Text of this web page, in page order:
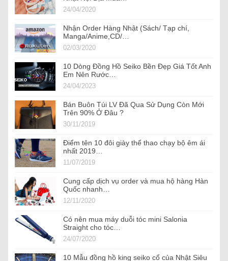
24/04/2020
Nhận Order Hàng Nhật (Sách/ Tạp chí,
Manga/Anime,CD/…
02/03/2020
10 Dòng Đồng Hồ Seiko Bền Đẹp Giá Tốt Anh
Em Nên Rước…
24/04/2023
Bán Buôn Túi LV Đã Qua Sử Dụng Còn Mới
Trên 90% Ở Đâu ?
30/11/2019
Điểm tên 10 đôi giày thể thao chạy bộ êm ái
nhất 2019…
11/07/2019
Cung cấp dịch vụ order và mua hộ hàng Hàn
Quốc nhanh…
12/11/2020
Có nên mua máy duỗi tóc mini Salonia
Straight cho tóc…
24/07/2020
10 Mẫu đồng hồ king seiko cổ của Nhật Siêu